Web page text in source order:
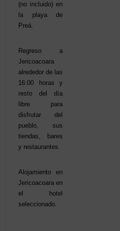
(no incluido) en
la playa de
Preá.
Regreso a
Jericoacoara
alrededor de las
16:00 horas y
resto del día
libre para
disfrutar del
pueblo, sus
tiendas, bares
y restaurantes.
Alojamiento en
Jericoacoara en
el hotel
seleccionado.